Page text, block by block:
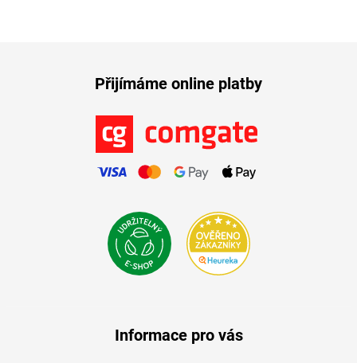
Přijímáme online platby
Informace pro vás